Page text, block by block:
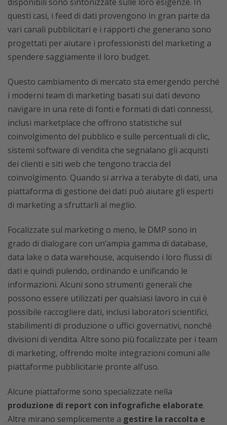
questi casi, i feed di dati provengono in gran parte da
vari canali pubblicitari e i rapporti che generano sono
progettati per aiutare i professionisti del marketing a
spendere saggiamente il loro budget.
Questo cambiamento di mercato sta emergendo perché
i moderni team di marketing basati sui dati devono
navigare in una rete di fonti e formati di dati connessi,
inclusi marketplace che offrono statistiche sul
coinvolgimento del pubblico e sulle percentuali di clic,
sistemi software di vendita che segnalano gli acquisti
dei clienti e siti web che tengono traccia del
coinvolgimento. Quando si arriva a terabyte di dati, una
piattaforma di gestione dei dati può aiutare gli esperti
di marketing a sfruttarli al meglio.
Focalizzate sul marketing o meno, le DMP sono in
grado di dialogare con un’ampia gamma di database,
data lake o data warehouse, acquisendo i loro flussi di
dati e quindi pulendo, ordinando e unificando le
informazioni. Alcuni sono strumenti generali che
possono essere utilizzati per qualsiasi lavoro in cui è
possibile raccogliere dati, inclusi laboratori scientifici,
stabilimenti di produzione o uffici governativi, nonché
divisioni di vendita. Altre sono più focalizzate per i team
di marketing, offrendo molte integrazioni comuni alle
piattaforme pubblicitarie pronte all’uso.
Alcune piattaforme sono specializzate nella
produzione di report con infografiche elaborate.
Altre mirano semplicemente a gestire la raccolta e